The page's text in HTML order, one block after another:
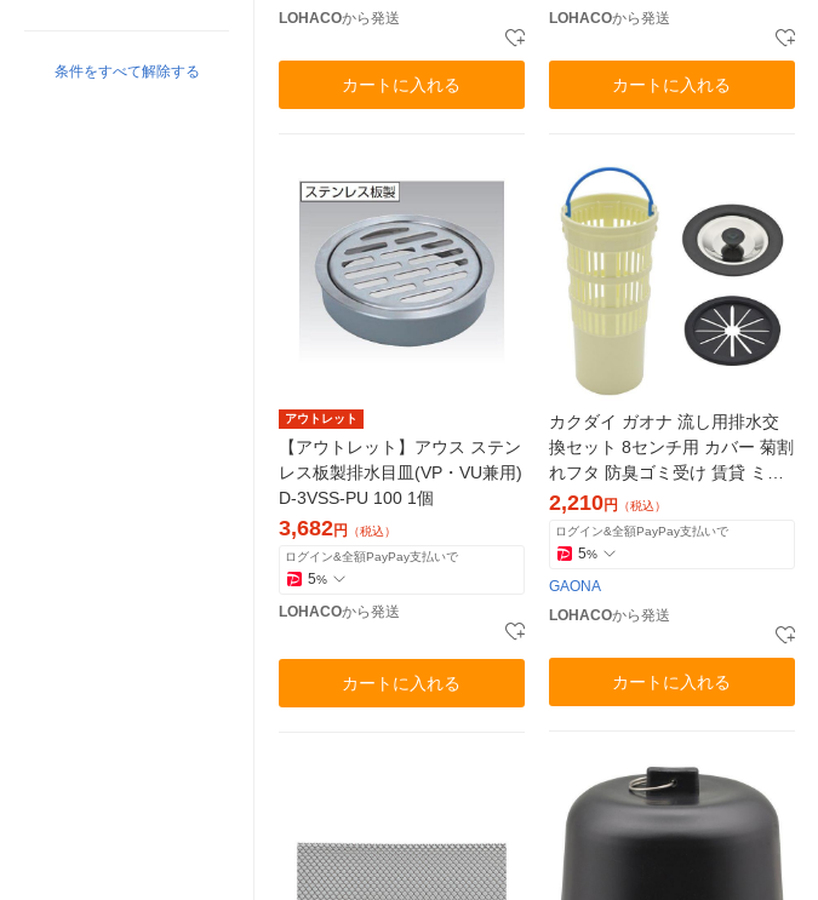
条件をすべて解除する
LOHACOから発送
カートに入れる
LOHACOから発送
カートに入れる
アウトレット
【アウトレット】アウス ステン
レス板製排水目皿(VP・VU兼用)
D-3VSS-PU 100 1個
3,682円
（税込）
ログイン&全額PayPay支払いで
5%
LOHACOから発送
カートに入れる
カクダイ ガオナ 流し用排水交
換セット 8センチ用 カバー 菊割
れフタ 防臭ゴミ受け 賃貸 ミニ
キッチン GA-PB047 1個
2,210円
（税込）
ログイン&全額PayPay支払いで
5%
GAONA
LOHACOから発送
カートに入れる